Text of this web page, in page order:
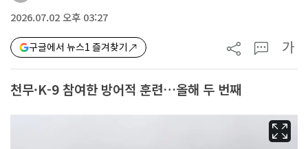
2026.07.02 오후 03:27
구글에서 뉴스1 즐겨찾기 가
천무·K-9 참여한 방어적 훈련…올해 두 번째